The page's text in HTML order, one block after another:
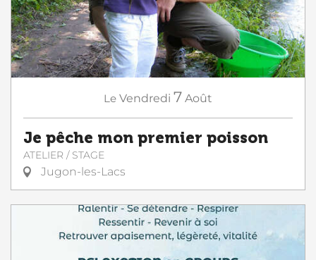
Le Vendredi 7 Août
Je pêche mon premier poisson
ATELIER / STAGE
Jugon-les-Lacs